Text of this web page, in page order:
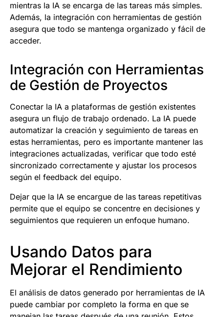
mientras la IA se encarga de las tareas más simples.
Además, la integración con herramientas de gestión
asegura que todo se mantenga organizado y fácil de
acceder.
Integración con Herramientas
de Gestión de Proyectos
Conectar la IA a plataformas de gestión existentes
asegura un flujo de trabajo ordenado. La IA puede
automatizar la creación y seguimiento de tareas en
estas herramientas, pero es importante mantener las
integraciones actualizadas, verificar que todo esté
sincronizado correctamente y ajustar los procesos
según el feedback del equipo.
Dejar que la IA se encargue de las tareas repetitivas
permite que el equipo se concentre en decisiones y
seguimientos que requieren un enfoque humano.
Usando Datos para
Mejorar el Rendimiento
El análisis de datos generado por herramientas de IA
puede cambiar por completo la forma en que se